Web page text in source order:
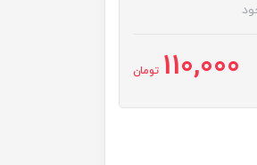
110,000 تومان